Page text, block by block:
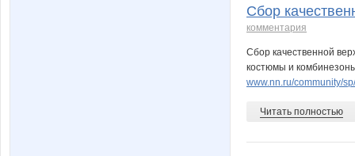
Сбор
комментария
Сбор качественной
костюмы и
www.nn.ru/community/
Читать полностью